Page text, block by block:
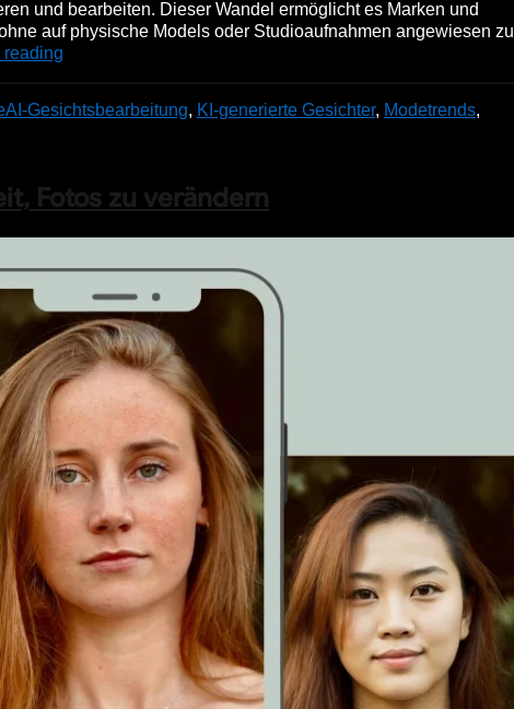
und bearbeiten. Dieser Wandel ermöglicht es Marken und
auf physische Models oder Studioaufnahmen angewiesen zu
AI-Gesichtsbearbeitung, KI-generierte Gesichter, Modetrends,
Fotos zu verändern